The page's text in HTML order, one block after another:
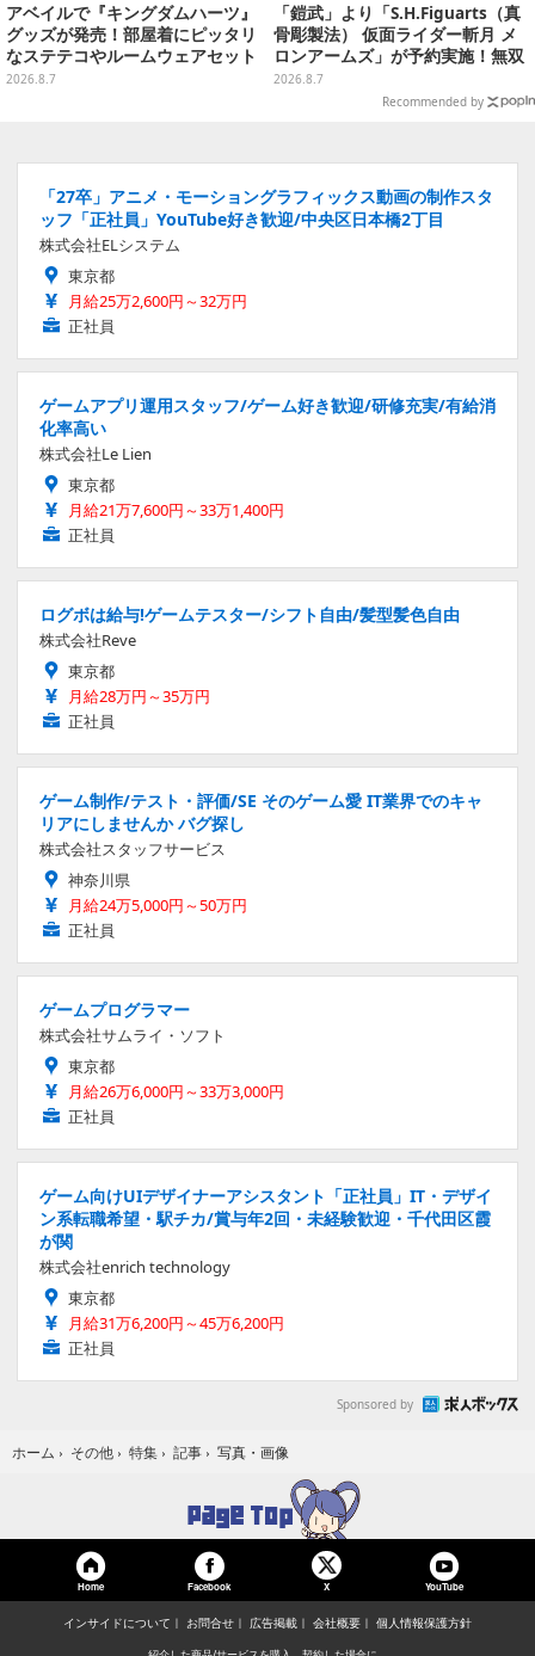
アベイルで『キングダムハーツ』
グッズが発売！部屋着にピッタリ
なステテコやルームウェアセット
2026.8.7
「鎧武」より「S.H.Figuarts（真
骨彫製法） 仮面ライダー斬月 メ
ロンアームズ」が予約実施！無双
セイバー、メロンディフェンダー
2026.8.7
Recommended by
「27卒」アニメ・モーショングラフィックス動画の制作スタ
ッフ「正社員」YouTube好き歓迎/中央区日本橋2丁目
株式会社ELシステム
東京都
月給25万2,600円～32万円
正社員
ゲームアプリ運用スタッフ/ゲーム好き歓迎/研修充実/有給消
化率高い
株式会社Le Lien
東京都
月給21万7,600円～33万1,400円
正社員
ログボは給与!ゲームテスター/シフト自由/髪型髪色自由
株式会社Reve
東京都
月給28万円～35万円
正社員
ゲーム制作/テスト・評価/SE そのゲーム愛 IT業界でのキャ
リアにしませんか バグ探し
株式会社スタッフサービス
神奈川県
月給24万5,000円～50万円
正社員
ゲームプログラマー
株式会社サムライ・ソフト
東京都
月給26万6,000円～33万3,000円
正社員
ゲーム向けUIデザイナーアシスタント「正社員」IT・デザイ
ン系転職希望・駅チカ/賞与年2回・未経験歓迎・千代田区霞
が関
株式会社enrich technology
東京都
月給31万6,200円～45万6,200円
正社員
Sponsored by
ホーム › その他 › 特集 › 記事 › 写真・画像
Home Facebook X YouTube
インサイドについて お問合せ 広告掲載 会社概要 個人情報保護方針